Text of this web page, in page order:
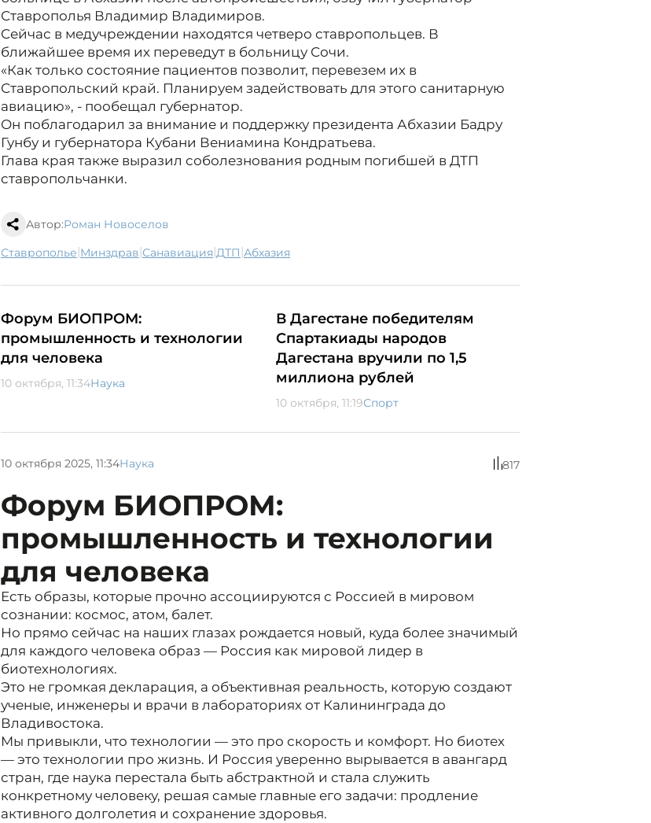
Ставрополья Владимир Владимиров.
Сейчас в медучреждении находятся четверо ставропольцев. В
ближайшее время их переведут в больницу Сочи.
«Как только состояние пациентов позволит, перевезем их в
Ставропольский край. Планируем задействовать для этого санитарную
авиацию», - пообещал губернатор.
Он поблагодарил за внимание и поддержку президента Абхазии Бадру
Гунбу и губернатора Кубани Вениамина Кондратьева.
Глава края также выразил соболезнования родным погибшей в ДТП
ставропольчанки.
Автор:Роман Новоселов
Ставрополье| минздрав| санавиация| ДТП | Абхазия
Форум БИОПРОМ:
промышленность и технологии
для человека
10 октября, 11:34Наука
В Дагестане победителям
Спартакиады народов
Дагестана вручили по 1,5
миллиона рублей
10 октября, 11:19Спорт
10 октября 2025, 11:34Наука 817
Форум БИОПРОМ:
промышленность и технологии
для человека
Есть образы, которые прочно ассоциируются с Россией в мировом
сознании: космос, атом, балет.
Но прямо сейчас на наших глазах рождается новый, куда более значимый
для каждого человека образ — Россия как мировой лидер в
биотехнологиях.
Это не громкая декларация, а объективная реальность, которую создают
ученые, инженеры и врачи в лабораториях от Калининграда до
Владивостока.
Мы привыкли, что технологии — это про скорость и комфорт. Но биотех
— это технологии про жизнь. И Россия уверенно вырывается в авангард
стран, где наука перестала быть абстрактной и стала служить
конкретному человеку, решая самые главные его задачи: продление
активного долголетия и сохранение здоровья.